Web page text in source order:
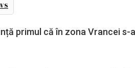
primul că în zona Vrancei s-